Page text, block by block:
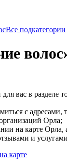
Все подкатегории
вас в разделе
с адресами,
Орла;
на карте Орла,
и
карте